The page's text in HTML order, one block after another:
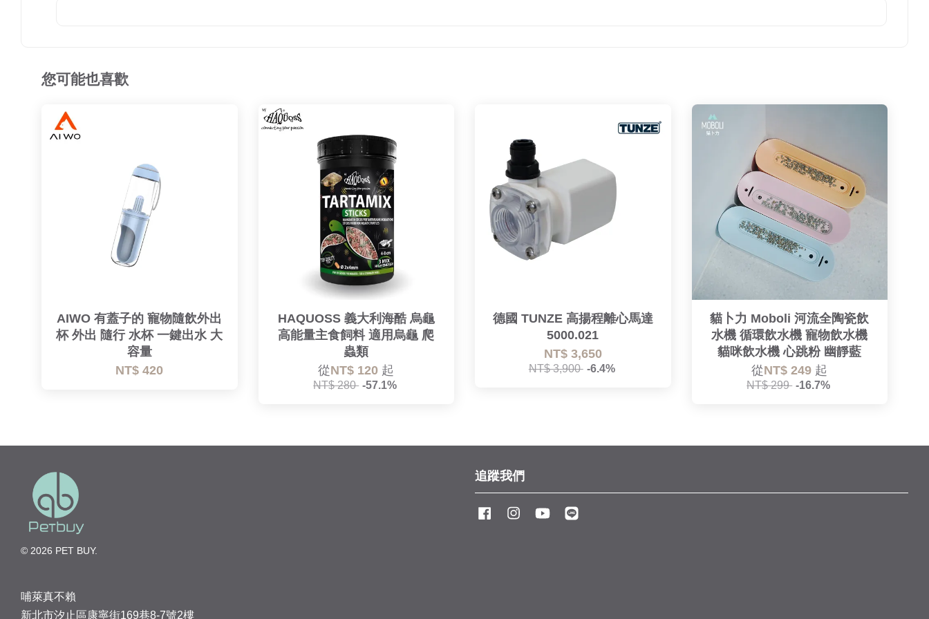
您可能也喜歡
AIWO 有蓋子的 寵物隨飲外出
杯 外出 隨行 水杯 一鍵出水 大
容量
NT$ 420
HAQUOSS 義大利海酷 烏龜
高能量主食飼料 適用烏龜 爬
蟲類
從NT$ 120 起
NT$ 280 -57.1%
德國 TUNZE 高揚程離心馬達
5000.021
NT$ 3,650
NT$ 3,900 -6.4%
貓卜力 Moboli 河流全陶瓷飲
水機 循環飲水機 寵物飲水機
貓咪飲水機 心跳粉 幽靜藍
從NT$ 249 起
NT$ 299 -16.7%
© 2026 PET BUY.
追蹤我們
FacebookInstagramYouTube
哺萊真不賴
新北市汐止區康寧街169巷8-7號2樓